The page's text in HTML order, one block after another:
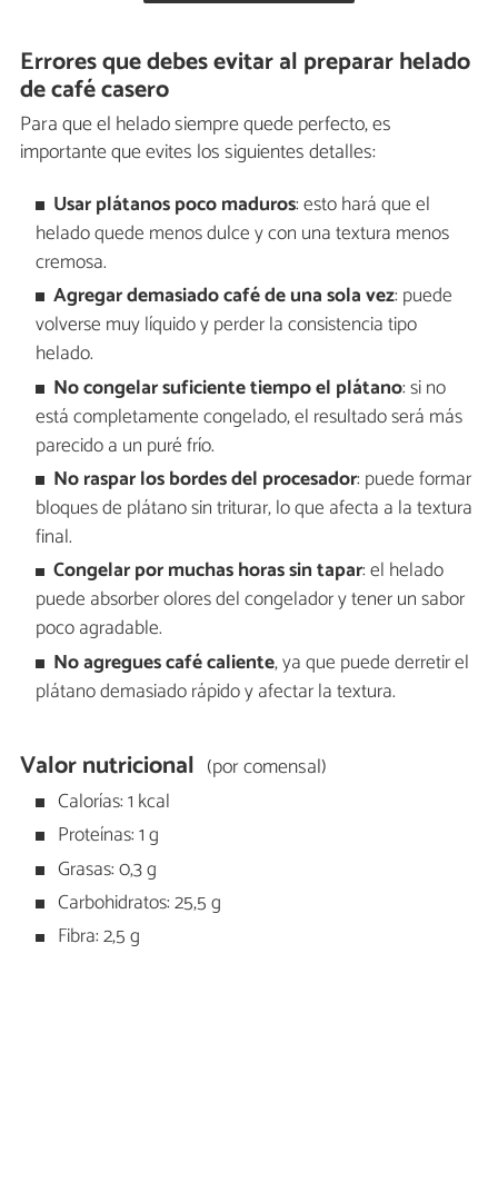
Errores que debes evitar al preparar helado
de café casero
Para que el helado siempre quede perfecto, es
importante que evites los siguientes detalles:
Usar plátanos poco maduros: esto hará que el
helado quede menos dulce y con una textura menos
cremosa.
Agregar demasiado café de una sola vez: puede
volverse muy líquido y perder la consistencia tipo
helado.
No congelar suficiente tiempo el plátano: si no
está completamente congelado, el resultado será más
parecido a un puré frío.
No raspar los bordes del procesador: puede formar
bloques de plátano sin triturar, lo que afecta a la textura
final.
Congelar por muchas horas sin tapar: el helado
puede absorber olores del congelador y tener un sabor
poco agradable.
No agregues café caliente, ya que puede derretir el
plátano demasiado rápido y afectar la textura.
Valor nutricional (por comensal)
Calorías: 1 kcal
Proteínas: 1 g
Grasas: 0,3 g
Carbohidratos: 25,5 g
Fibra: 2,5 g